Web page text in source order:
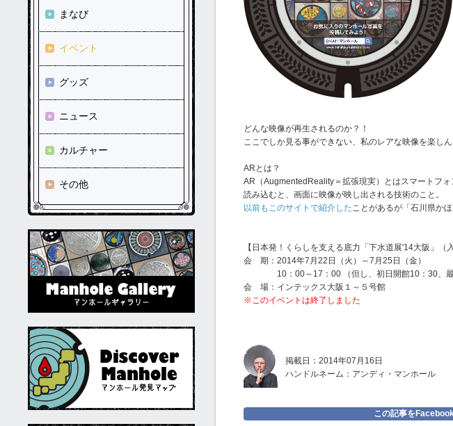
まなび
イベント
グッズ
ニュース
カルチャー
その他
どんな映像が再生されるのか？！
ここでしか見る事ができない、私のレアな映像を楽しん
ARとは？
AR（AugmentedReality＝拡張現実）とはスマートフ
読み込むと、画面に映像が映し出される技術のこと。
以前もこのサイトで紹介したことがあるが「石川県か
【日本発！くらしを支える底力「下水道展'14大阪」（
会 期：2014年7月22日（火）～7月25日（金）
10：00～17：00 （但し、初日開館10：30、最
会 場：インテックス大阪１～５号館
※このイベントは終了しました
掲載日：2014年07月16日
ハンドルネーム：アンディ・マンホール
この記事を